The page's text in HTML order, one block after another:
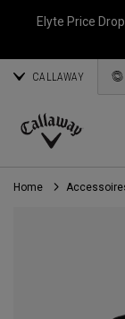
Elyte Price
CALLAWAY
Callaway
Golf
Home